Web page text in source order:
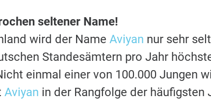
seltener Name!
wird der Name Aviyan nur sehr
Standesämtern pro Jahr
einmal einer von 100.000 Jungen
Aviyan in der Rangfolge der